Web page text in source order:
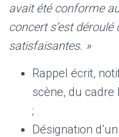
avait été conforme
concert s’est
satisfaisantes. »
Rappel écrit,
scène, du
;
Désignation